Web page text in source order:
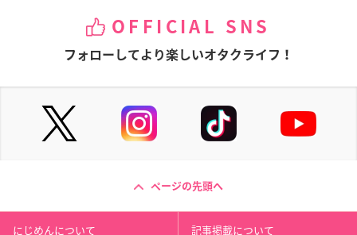
OFFICIAL SNS
フォローしてより楽しいオタクライフ！
ページの先頭へ
にじめんについて 記事掲載について